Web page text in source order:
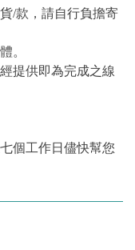
/款，請自行負擔寄
。
提供即為完成之線
個工作日儘快幫您